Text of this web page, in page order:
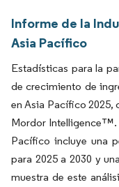
Informe de la
Asia Pacífico
Estadísticas para la
de crecimiento de
en Asia Pacífico 2025,
Mordor Intelligence™.
Pacífico incluye una
para 2025 a 2030 y
muestra de este